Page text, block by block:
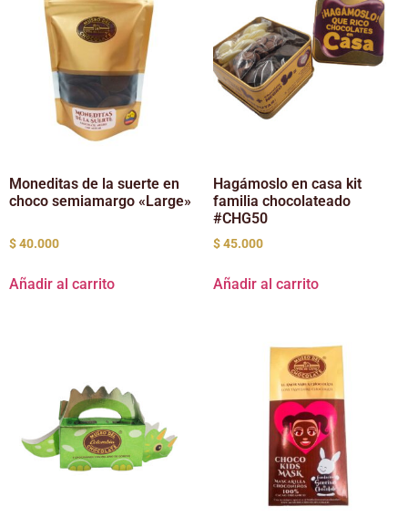
Moneditas de la suerte en
choco semiamargo «Large»
$40.000
Añadir al carrito
Hagámoslo en casa kit
familia chocolateado
#CHG50
$45.000
Añadir al carrito